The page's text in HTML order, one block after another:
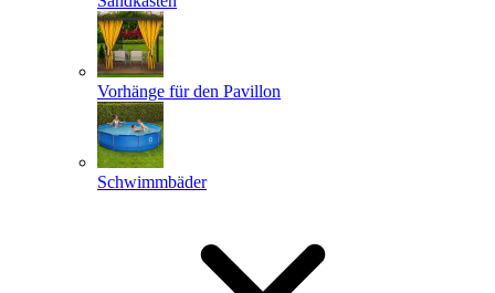
Vorhänge für den Pavillon
Schwimmbäder